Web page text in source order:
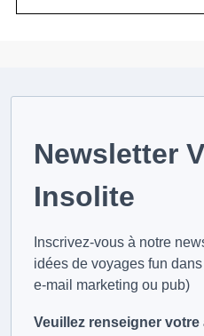
Newsletter
Insolite
Inscrivez-vous à notre
idées de voyages fun
e-mail marketing ou pub)
Veuillez renseigner